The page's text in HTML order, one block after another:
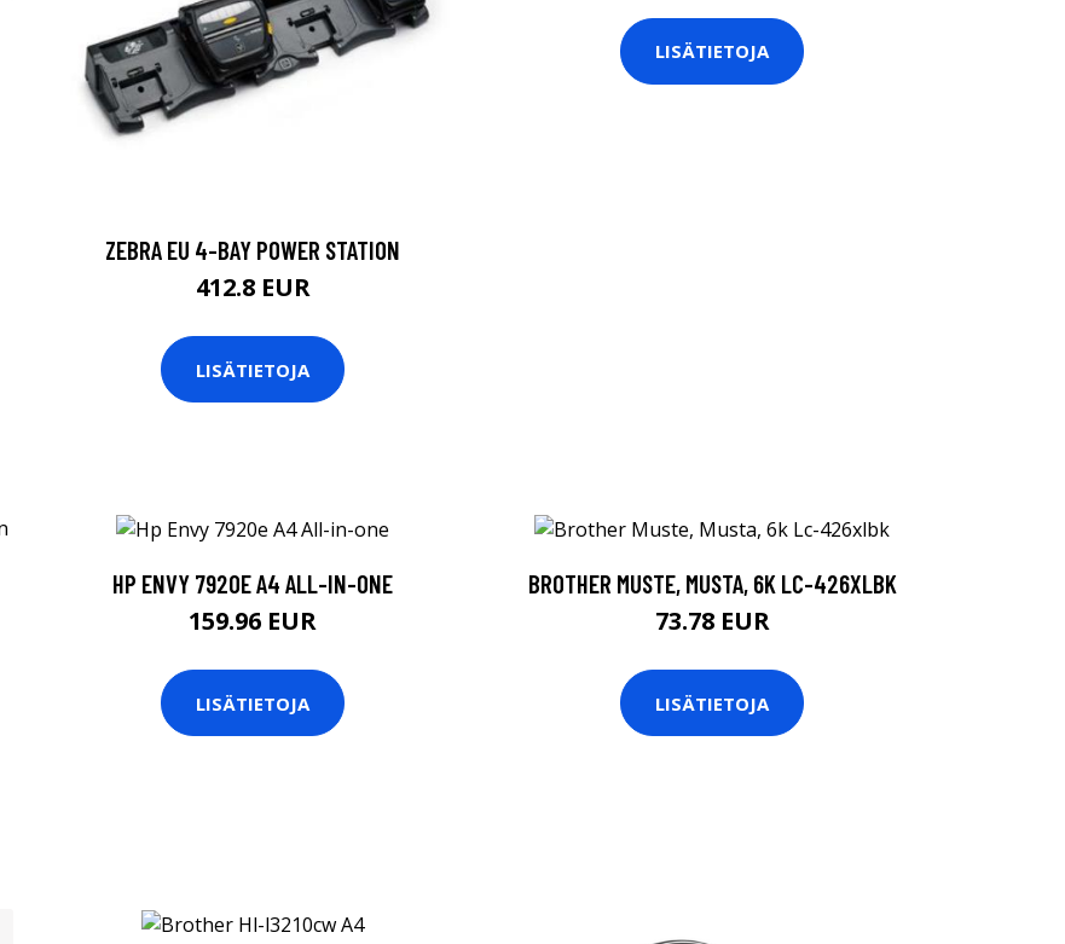
ZEBRA EU 4-BAY POWER STATION
412.8 EUR
LISÄTIETOJA
LISÄTIETOJA
HP ENVY 7920E A4 ALL-IN-ONE
159.96 EUR
LISÄTIETOJA
BROTHER MUSTE, MUSTA, 6K LC-426XLBK
73.78 EUR
LISÄTIETOJA